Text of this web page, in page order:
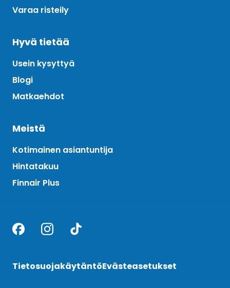
Varaa risteily
Hyvä tietää
Usein kysyttyä
Blogi
Matkaehdot
Meistä
Kotimainen asiantuntija
Hintatakuu
Finnair Plus
TietosuojakäytäntöEvästeasetukset